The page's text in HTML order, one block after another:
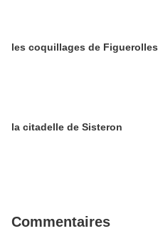
les coquillages de Figuerolles
la citadelle de Sisteron
Commentaires